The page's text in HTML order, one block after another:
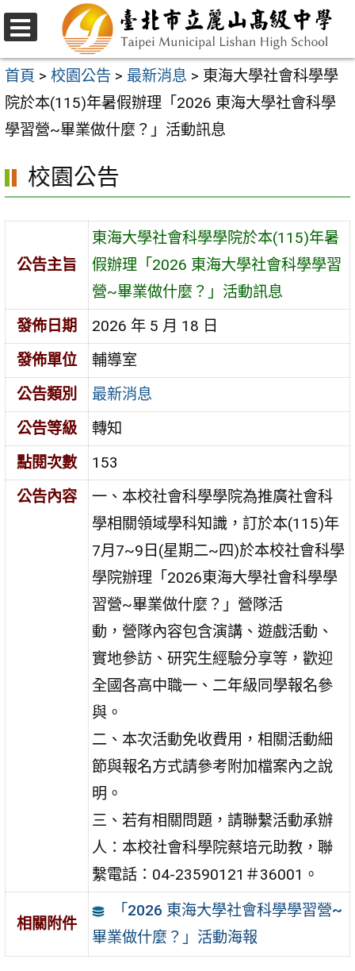
跳
至
主
要
內
區
選
單
首頁 > 校園公告 > 最新消息 > 東海大學社會科學學
院於本(115)年暑假辦理「2026 東海大學社會科學
學習營~畢業做什麼？」活動訊息
校園公告
公告主旨
東海大學社會科學學院於本(115)年暑
假辦理「2026 東海大學社會科學學習
營~畢業做什麼？」活動訊息
發佈日期
2026 年 5 月 18 日
發佈單位
輔導室
公告類別
最新消息
公告等級
轉知
點閱次數
153
公告內容
一、本校社會科學學院為推廣社會科
學相關領域學科知識，訂於本(115)年
7月7~9日(星期二~四)於本校社會科學
學院辦理「2026東海大學社會科學學
習營~畢業做什麼？」營隊活
動，營隊內容包含演講、遊戲活動、
實地參訪、研究生經驗分享等，歡迎
全國各高中職一、二年級同學報名參
與。
二、本次活動免收費用，相關活動細
節與報名方式請參考附加檔案內之說
明。
三、若有相關問題，請聯繫活動承辦
人：本校社會科學院蔡培元助教，聯
繫電話：04-23590121＃36001。
相關附件
「2026 東海大學社會科學學習營~
畢業做什麼？」活動海報